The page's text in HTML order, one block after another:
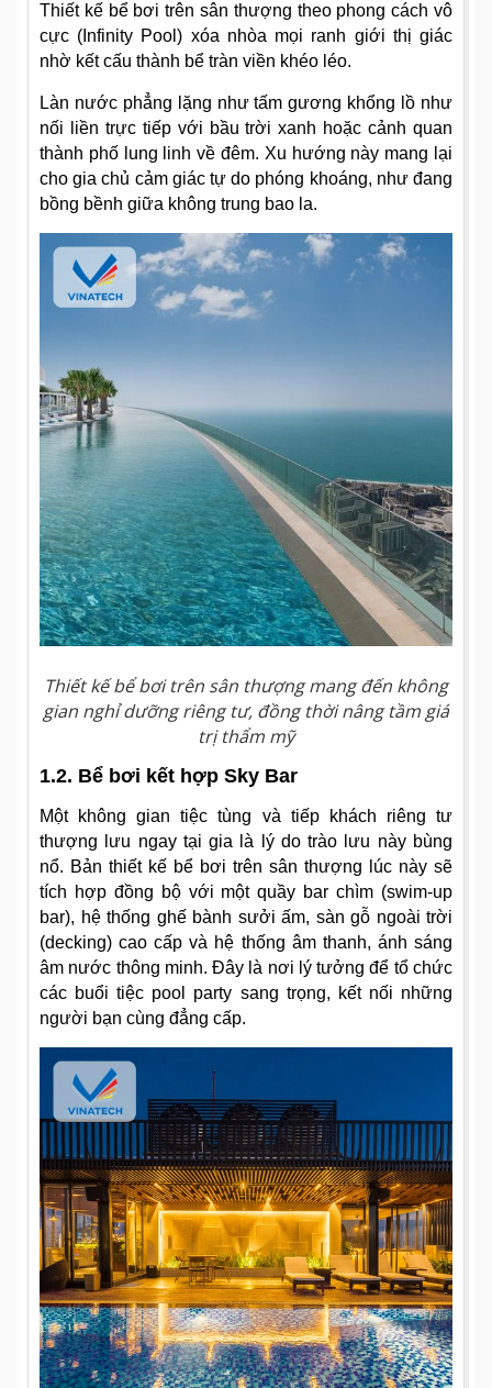
Thiết kế bể bơi trên sân thượng theo phong cách vô
cực (Infinity Pool) xóa nhòa mọi ranh giới thị giác
nhờ kết cấu thành bể tràn viền khéo léo.
Làn nước phẳng lặng như tấm gương khổng lồ như
nối liền trực tiếp với bầu trời xanh hoặc cảnh quan
thành phố lung linh về đêm. Xu hướng này mang lại
cho gia chủ cảm giác tự do phóng khoáng, như đang
bồng bềnh giữa không trung bao la.
Thiết kế bể bơi trên sân thượng mang đến không
gian nghỉ dưỡng riêng tư, đồng thời nâng tầm giá
trị thẩm mỹ
1.2. Bể bơi kết hợp Sky Bar
Một không gian tiệc tùng và tiếp khách riêng tư
thượng lưu ngay tại gia là lý do trào lưu này bùng
nổ. Bản thiết kế bể bơi trên sân thượng lúc này sẽ
tích hợp đồng bộ với một quầy bar chìm (swim-up
bar), hệ thống ghế bành sưởi ấm, sàn gỗ ngoài trời
(decking) cao cấp và hệ thống âm thanh, ánh sáng
âm nước thông minh. Đây là nơi lý tưởng để tổ chức
các buổi tiệc pool party sang trọng, kết nối những
người bạn cùng đẳng cấp.